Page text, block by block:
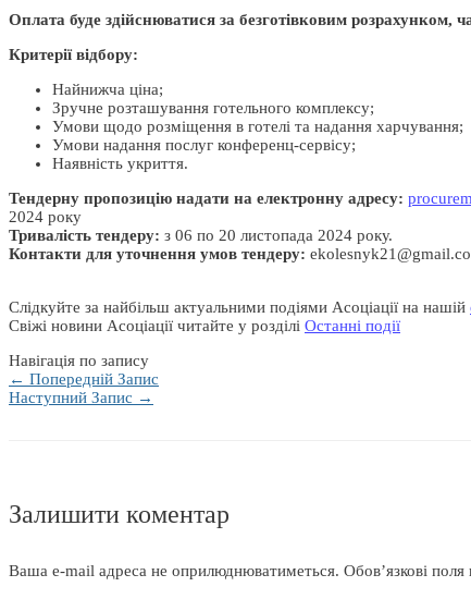
Оплата буде здійснюватися за безготівковим розрахунком,
Критерії відбору:
Найнижча ціна;
Зручне розташування готельного комплексу;
Умови щодо розміщення в готелі та надання харчування;
Умови надання послуг конференц-сервісу;
Наявність укриття.
Тендерну пропозицію надати на електронну адресу:
2024 року
Тривалість тендеру: з 06 по 20 листопада 2024 року.
Контакти для уточнення умов тендеру:
Слідкуйте за найбільш актуальними подіями Асоціації на нашій
Свіжі новини Асоціації читайте у розділі Останні події
Навігація по запису
← Попередній Запис
Наступний Запис →
Залишити коментар
Ваша e-mail адреса не оприлюднюватиметься. Обов’язкові поля